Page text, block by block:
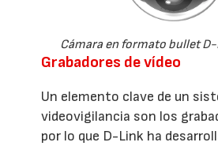
Cámara en formato bullet
Grabadores de vídeo
Un elemento clave de un
videovigilancia son los
por lo que D-Link ha